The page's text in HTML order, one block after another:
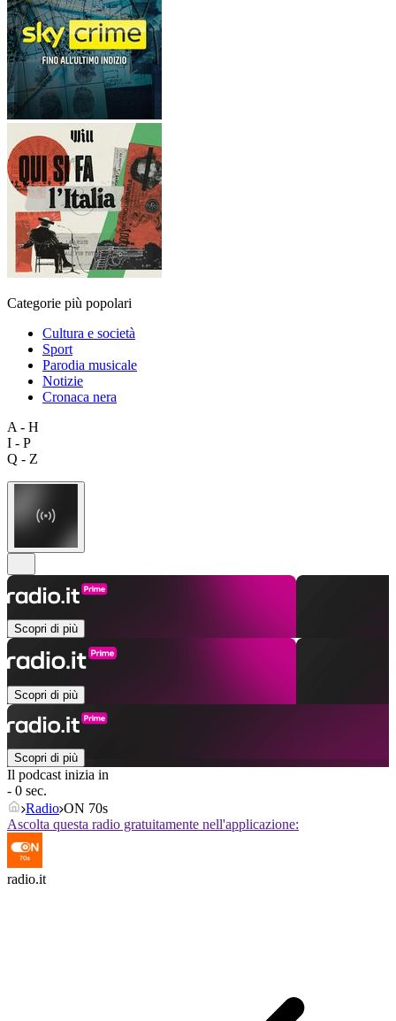
Categorie più popolari
Cultura e società
Sport
Parodia musicale
Notizie
Cronaca nera
A - H
I - P
Q - Z
Scopri di più
Scopri di più
Scopri di più
Il podcast inizia in
- 0 sec.
Radio ON 70s
Ascolta questa radio gratuitamente nell'applicazione:
radio.it